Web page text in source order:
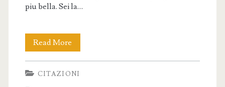
piu bella. Sei la…
Read More
Speciali
per
CITAZIONI